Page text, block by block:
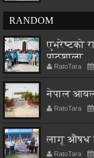
RANDOM
एभरेष्टको
पाठशाला
RatoTara
नेपाल आयल
RatoTara
लागू औषध
RatoTara